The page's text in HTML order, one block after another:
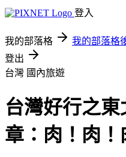
登入
我的部落格 我的部落格
登出
台灣 國內旅遊
台灣好行之
章：肉！肉！